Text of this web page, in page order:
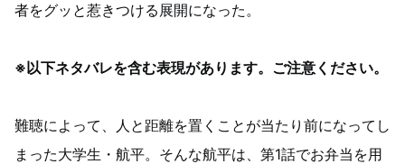
者をグッと惹きつける展開になった。
※以下ネタバレを含む表現があります。ご注意ください。
難聴によって、人と距離を置くことが当たり前になってし
まった大学生・航平。そんな航平は、第1話でお弁当を用